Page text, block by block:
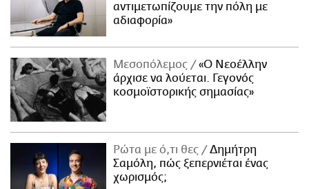
αντιμετωπίζουμε την πόλη με
αδιαφορία»
Μεσοπόλεμος
«Ο Νεοέλλην
άρχισε να λούεται. Γεγονός
κοσμοϊστορικής σημασίας»
Ρώτα με ό,τι θες
Δημήτρη
Σαμόλη, πώς ξεπερνιέται ένας
χωρισμός;